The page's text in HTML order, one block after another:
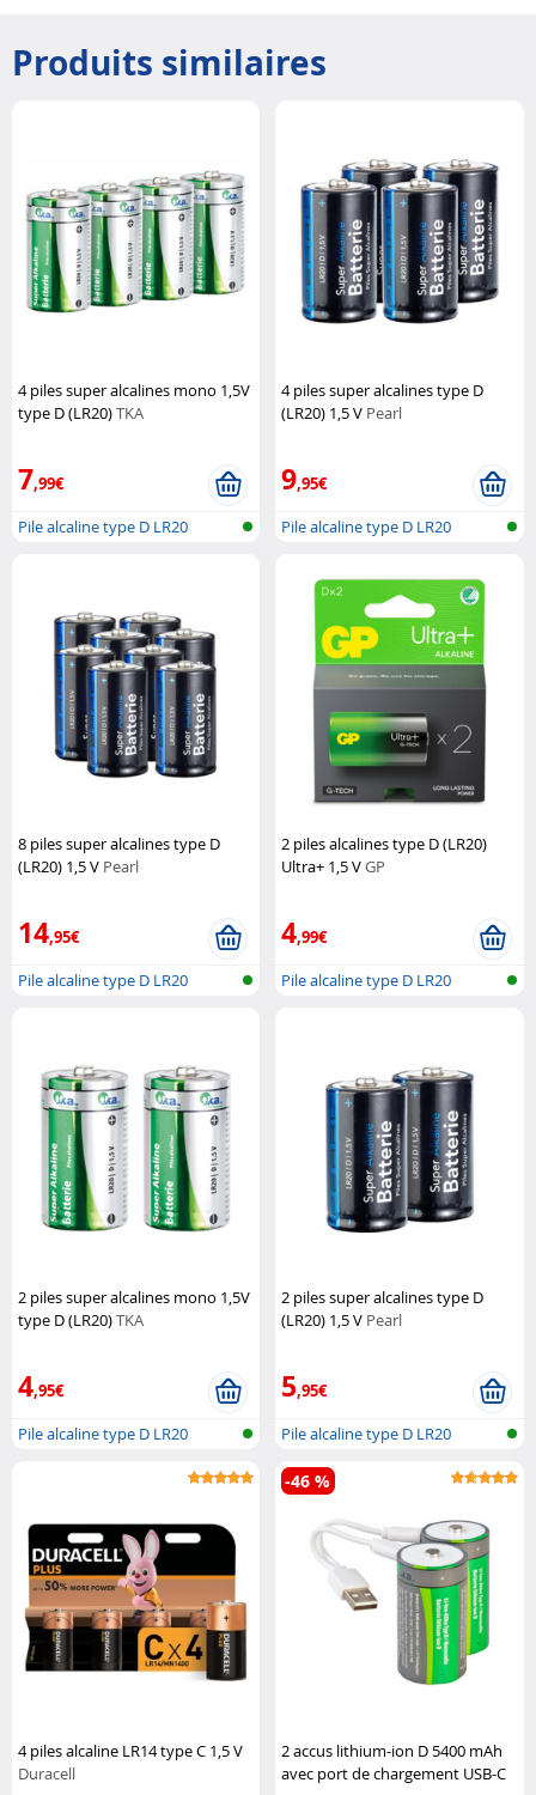
Produits similaires
4 piles super alcalines mono 1,5V
type D (LR20)TKA
7,99€
Pile alcaline type D LR20
4 piles super alcalines type D
(LR20) 1,5 V Pearl
9,95€
Pile alcaline type D LR20
8 piles super alcalines type D
(LR20) 1,5 V Pearl
14,95€
Pile alcaline type D LR20
2 piles alcalines type D (LR20)
Ultra+ 1,5 VGP
4,99€
Pile alcaline type D LR20
2 piles super alcalines mono 1,5V
type D (LR20)TKA
4,95€
Pile alcaline type D LR20
2 piles super alcalines type D
(LR20) 1,5 V Pearl
5,95€
Pile alcaline type D LR20
4 piles alcaline LR14 type C 1,5 V
Duracell
2 accus lithium-ion D 5400 mAh
avec port de chargement USB-C
-46 %